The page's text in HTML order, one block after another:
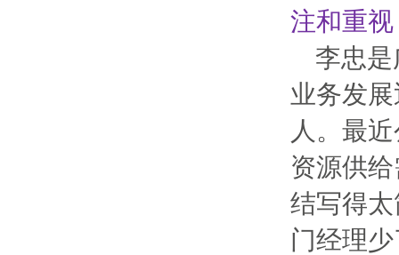
注和重
李忠
业务发
人。最
资源供
结写得
门经理